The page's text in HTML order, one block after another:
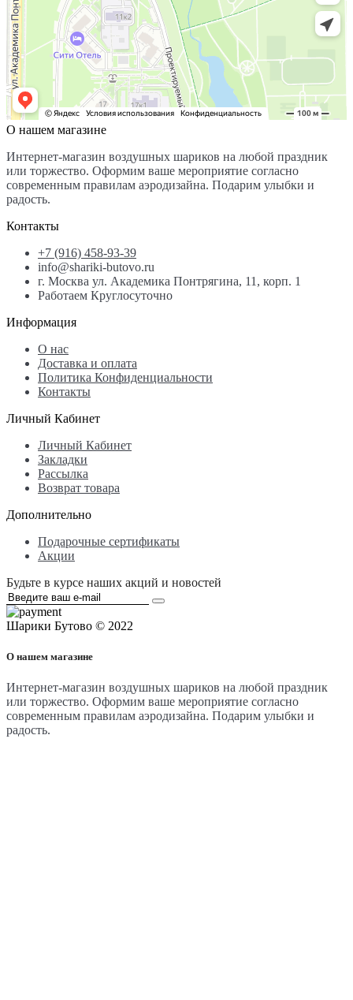
О нашем магазине
Интернет-магазин воздушных шариков на любой праздник
или торжество. Оформим ваше мероприятие согласно
современным правилам аэродизайна. Подарим улыбки и
радость.
Контакты
+7 (916) 458-93-39
info@shariki-butovo.ru
г. Москва ул. Академика Понтрягина, 11, корп. 1
Работаем Круглосуточно
Информация
О нас
Доставка и оплата
Политика Конфиденциальности
Контакты
Личный Кабинет
Личный Кабинет
Закладки
Рассылка
Возврат товара
Дополнительно
Подарочные сертификаты
Акции
Будьте в курсе наших акций и новостей
Шарики Бутово © 2022
О нашем магазине
Интернет-магазин воздушных шариков на любой праздник
или торжество. Оформим ваше мероприятие согласно
современным правилам аэродизайна. Подарим улыбки и
радость.